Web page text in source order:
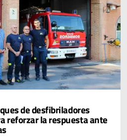
de desfibriladores
reforzar la respuesta ante